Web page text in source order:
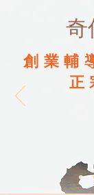
奇
創業輔
正